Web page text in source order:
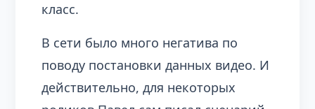
класс.
В сети было много негатива по
поводу постановки данных видео. И
действительно, для некоторых